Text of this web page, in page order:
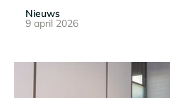
Nieuws
9 april 2026